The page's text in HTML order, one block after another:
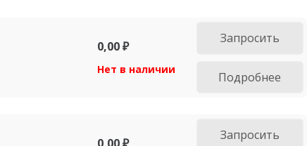
0,00₽
Нет в наличии
Запросить
Подробнее
Запросить